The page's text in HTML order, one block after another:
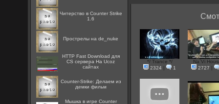
Читерство в Counter Strike
1.6
Прострелы на de_nuke
HTTP Fast Download для
CS сервера На Ucoz
сайтах
Counter-Strike: Делаем из
демки фильм
Мышка в игре Counter
*/ Trance */
2324 | 1
Na`Vi
2727 |